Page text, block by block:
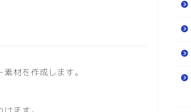
材を作成します。